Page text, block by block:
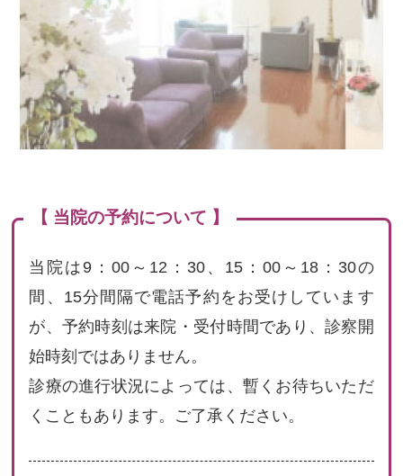
【 当院の予約について 】
当院は9：00～12：30、15：00～18：30の
間、15分間隔で電話予約をお受けしています
が、予約時刻は来院・受付時間であり、診察開
始時刻ではありません。
診療の進行状況によっては、暫くお待ちいただ
くこともあります。ご了承ください。